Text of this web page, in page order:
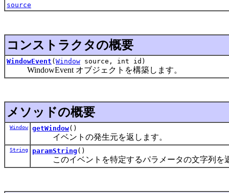
source
コンストラクタの概要
WindowEvent ( Window source, int id)
WindowEvent オブジェクトを構築します。
メソッドの概要
Window getWindow()
イベントの発生元を返します。
String paramString ()
このイベントを特定するパラメータの文字列を